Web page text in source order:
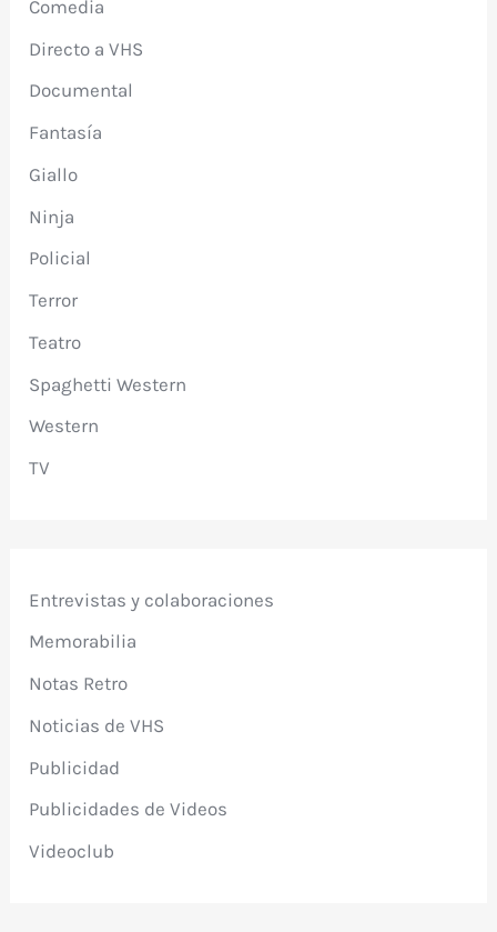
Comedia
Directo a VHS
Documental
Fantasía
Giallo
Ninja
Policial
Terror
Teatro
Spaghetti Western
Western
TV
Entrevistas y colaboraciones
Memorabilia
Notas Retro
Noticias de VHS
Publicidad
Publicidades de Videos
Videoclub